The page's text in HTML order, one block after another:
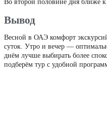
Во второй половине дня ближе к
Вывод
Весной в ОАЭ комфорт
суток. Утро и вечер —
днём лучше выбирать более
подберём тур с удобной